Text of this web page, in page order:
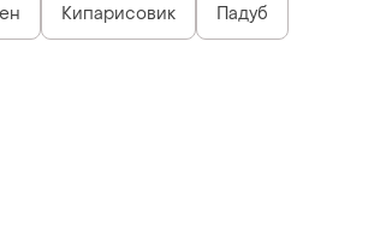
Кипарисовик Падуб